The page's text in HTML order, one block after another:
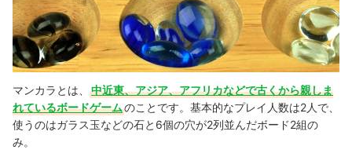
マンカラとは、
中近東、アジア、アフリカなどで古くから親しま
れているボードゲームのことです。基本的なプレイ人数は2人で、
使うのはガラス玉などの石と6個の穴が2列並んだボード2組の
み。